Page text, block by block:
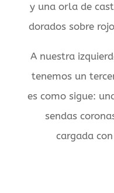
y una orla de
dorados sobre
A nuestra
tenemos un
es como sigue:
sendas
cargada